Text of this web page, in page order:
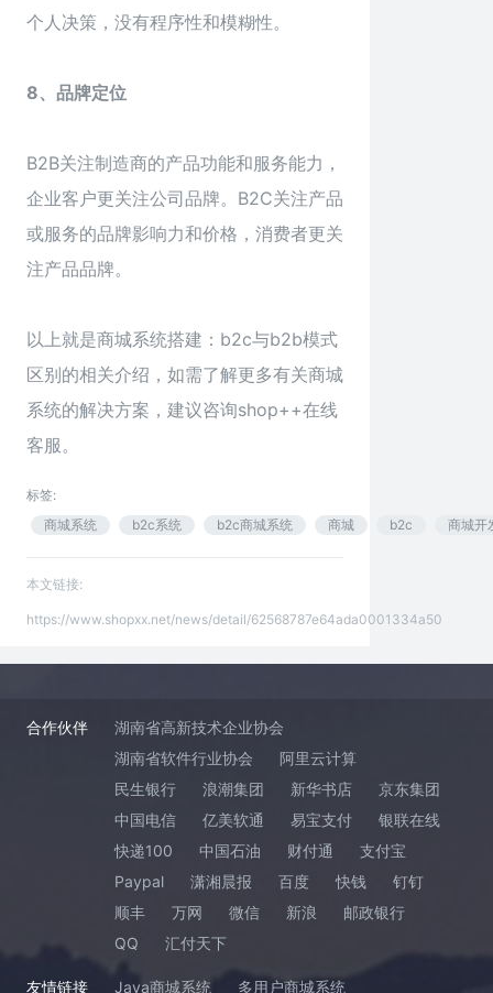
个人决策，没有程序性和模糊性。
8、品牌定位
B2B关注制造商的产品功能和服务能力，
企业客户更关注公司品牌。B2C关注产品
或服务的品牌影响力和价格，消费者更关
注产品品牌。
以上就是商城系统搭建： b2c与b2b模式
区别的相关介绍，如需了解更多有关商城
系统的解决方案，建议咨询shop++在线
客服。
标签:
商城系统
b2c系统 b2c商城系统 商城 b2c 商城开
本文链接:
https://www.shopxx.net/news/detail/62568787e64ada0001334a50
合作伙伴
湖南省高新技术企业协会
湖南省软件行业协会
阿里云计算
民生银行
浪潮集团 新华书店
京东集团
中国电信
亿美软通 易宝支付
银联在线
快递100
中国石油 财付通
支付宝
Paypal
潇湘晨报 百度 快钱
钉钉
顺丰
万网 微信 新浪
邮政银行
QQ
汇付天下
友情链接 Java商城系统 多用户商城系统